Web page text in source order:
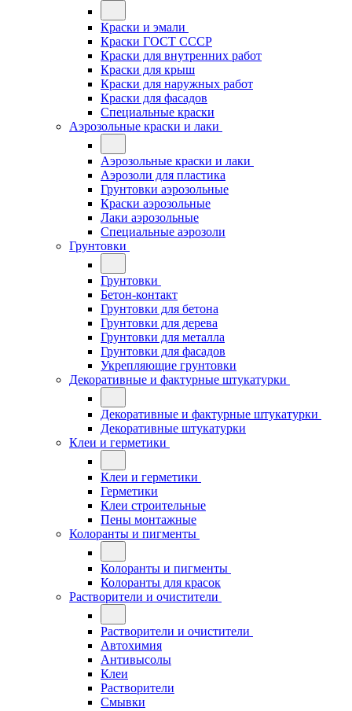
Краски и эмали
Краски ГОСТ СССР
Краски для внутренних работ
Краски для крыш
Краски для наружных работ
Краски для фасадов
Специальные краски
Аэрозольные краски и лаки
Аэрозольные краски и лаки
Аэрозоли для пластика
Грунтовки аэрозольные
Краски аэрозольные
Лаки аэрозольные
Специальные аэрозоли
Грунтовки
Грунтовки
Бетон-контакт
Грунтовки для бетона
Грунтовки для дерева
Грунтовки для металла
Грунтовки для фасадов
Укрепляющие грунтовки
Декоративные и фактурные штукатурки
Декоративные и фактурные штукатурки
Декоративные штукатурки
Клеи и герметики
Клеи и герметики
Герметики
Клеи строительные
Пены монтажные
Колоранты и пигменты
Колоранты и пигменты
Колоранты для красок
Растворители и очистители
Растворители и очистители
Автохимия
Антивысолы
Клеи
Растворители
Смывки